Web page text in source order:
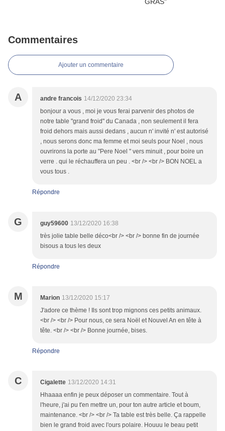
Commentaires
Ajouter un commentaire
A andre francois 14/12/2020 23:34
bonjour a vous , moi je vous ferai parvenir des photos de
notre table "grand froid" du Canada , non seulement il fera
froid dehors mais aussi dedans , aucun n' invité n' est autorisé
, nous serons donc ma femme et moi seuls pour Noel , nous
ouvrirons la porte au "Pere Noel " vers minuit , pour boire un
verre . qui le réchauffera un peu . <br /> <br /> BON NOEL a
vous tous .
Répondre
G guy59600 13/12/2020 16:38
très jolie table belle déco<br /> <br /> bonne fin de journée
bisous a tous les deux
Répondre
M Marion 13/12/2020 15:17
J'adore ce thème ! Ils sont trop mignons ces petits animaux.
<br /> <br /> Pour nous, ce sera Noël et Nouvel An en tête à
tête. <br /> <br /> Bonne journée, bises.
Répondre
C Cigalette 13/12/2020 14:31
Hhaaaa enfin je peux déposer un commentaire. Tout à
l'heure, j'ai pu t'en mettre un, pour ton autre article et boum,
maintenance. <br /> <br /> Ta table est très belle. Ça rappelle
bien le grand froid avec l'ours polaire. Houuu le beau petit